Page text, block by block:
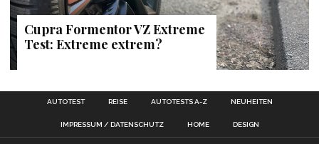
Cupra Formentor VZ Extreme
Test: Extreme extrem?
AUTOTEST REISE AUTOTESTS A-Z NEUHEITEN
IMPRESSUM / DATENSCHUTZ HOME DESIGN